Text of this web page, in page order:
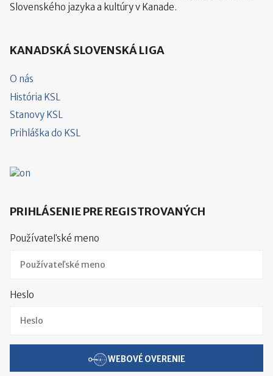
Slovenského jazyka a kultúry v Kanade.
KANADSKÁ SLOVENSKÁ LIGA
O nás
História KSL
Stanovy KSL
Prihláška do KSL
PRIHLÁSENIE PRE REGISTROVANÝCH
Používateľské meno
Heslo
WEBOVÉ OVERENIE